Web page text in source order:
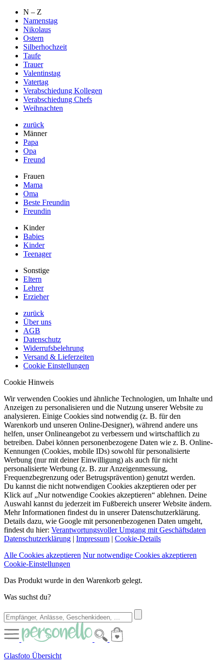
N – Z
Namenstag
Nikolaus
Ostern
Silberhochzeit
Taufe
Trauer
Valentinstag
Vatertag
Verabschiedung Kollegen
Verabschiedung Chefs
Weihnachten
zurück
Männer
Papa
Opa
Freund
Frauen
Mama
Oma
Beste Freundin
Freundin
Kinder
Babies
Kinder
Teenager
Sonstige
Eltern
Lehrer
Erzieher
zurück
Über uns
AGB
Datenschutz
Widerrufsbelehrung
Versand & Lieferzeiten
Cookie Einstellungen
Cookie Hinweis
Wir verwenden Cookies und ähnliche Technologien, um Inhalte und
Anzeigen zu personalisieren und die Nutzung unserer Website zu
analysieren. Einige Cookies sind notwendig (z. B. für den
Warenkorb und unseren Online-Designer), während andere uns
helfen, unser Onlineangebot zu verbessern und wirtschaftlich zu
betreiben. Dabei können personenbezogene Daten wie z. B. Online-
Kennungen (Cookies, mobile IDs) sowohl für personalisierte
Werbung (nur mit deiner Einwilligung) als auch für nicht
personalisierte Werbung (z. B. zur Anzeigenmessung,
Frequenzbegrenzung oder Betrugsprävention) genutzt werden.
Du kannst die nicht notwendigen Cookies akzeptieren oder per
Klick auf „Nur notwendige Cookies akzeptieren“ ablehnen. Deine
Auswahl kannst du jederzeit im Fußbereich unserer Website ändern.
Mehr Informationen findest du in unserer Datenschutzerklärung.
Details dazu, wie Google mit personenbezogenen Daten umgeht,
findest du hier: Verantwortungsvoller Umgang mit Geschäftsdaten
Datenschutzerklärung | Impressum | Cookie-Details
Alle Cookies akzeptieren Nur notwendige Cookies akzeptieren
Cookie-Einstellungen
Das Produkt wurde in den Warenkorb gelegt.
Was suchst du?
Glasfoto Übersicht